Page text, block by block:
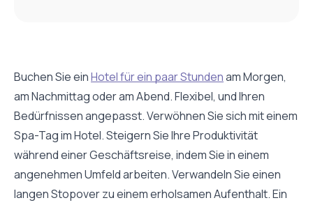
Buchen Sie einHotel für ein paar Stundenam Morgen,
am Nachmittag oder am Abend. Flexibel, und Ihren
Bedürfnissen angepasst. Verwöhnen Sie sich mit einem
Spa-Tag im Hotel. Steigern Sie Ihre Produktivität
während einer Geschäftsreise, indem Sie in einem
angenehmen Umfeld arbeiten. Verwandeln Sie einen
langen Stopover zu einem erholsamen Aufenthalt. Ein